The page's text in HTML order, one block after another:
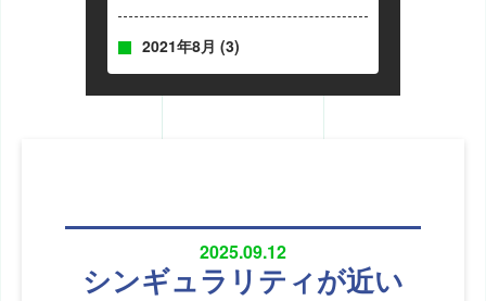
2021年8月 (3)
2025.09.12
シンギュラリティが近い